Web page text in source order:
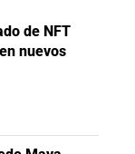
de NFT
nuevos